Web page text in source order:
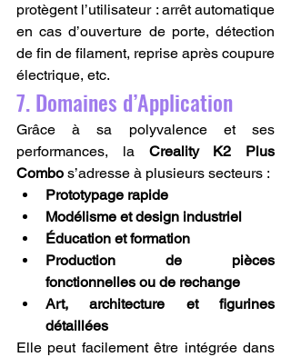
protègent l’utilisateur : arrêt automatique
en cas d’ouverture de porte, détection
de fin de filament, reprise après coupure
électrique, etc.
7. Domaines d’Application
Grâce à sa polyvalence et ses
performances, la Creality K2 Plus
Combo s’adresse à plusieurs secteurs :
Prototypage rapide
Modélisme et design industriel
Éducation et formation
Production de pièces
fonctionnelles ou de rechange
Art, architecture et figurines
détaillées
Elle peut facilement être intégrée dans